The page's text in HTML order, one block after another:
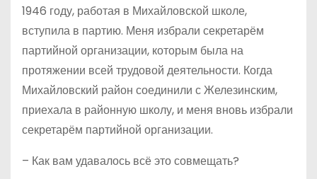
1946 году, работая в Михайловской школе,
вступила в партию. Меня избрали секретарём
партийной организации, которым была на
протяжении всей трудовой деятельности. Когда
Михайловский район соединили с Железинским,
приехала в районную школу, и меня вновь избрали
секретарём партийной организации.
– Как вам удавалось всё это совмещать?